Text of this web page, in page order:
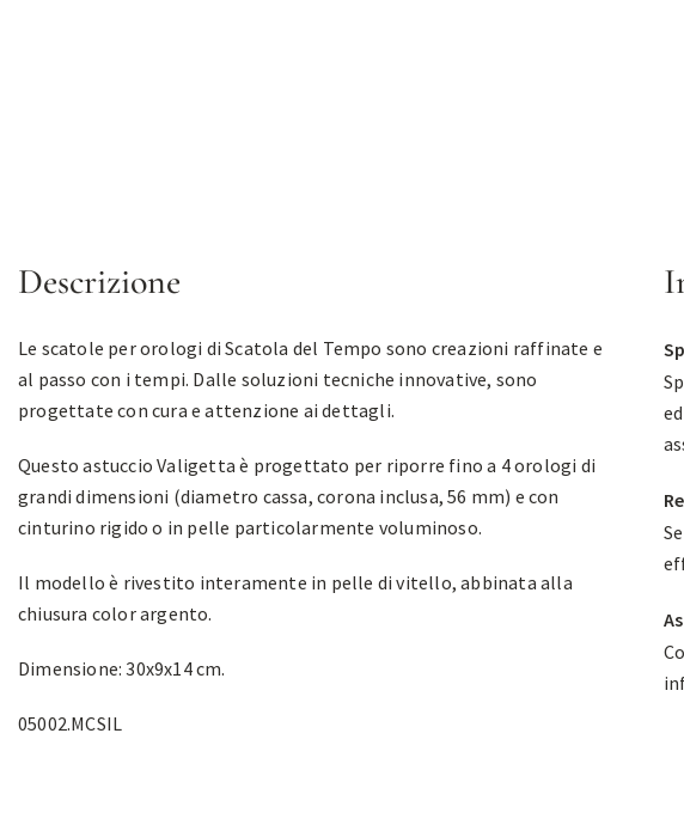
Descrizione
Le scatole per orologi di Scatola del Tempo sono creazioni raffinate e
al passo con i tempi. Dalle soluzioni tecniche innovative, sono
progettate con cura e attenzione ai dettagli.
Questo astuccio Valigetta è progettato per riporre fino a 4 orologi di
grandi dimensioni (diametro cassa, corona inclusa, 56 mm) e con
cinturino rigido o in pelle particolarmente voluminoso.
Il modello è rivestito interamente in pelle di vitello, abbinata alla
chiusura color argento.
Dimensione: 30x9x14 cm.
05002.MCSIL